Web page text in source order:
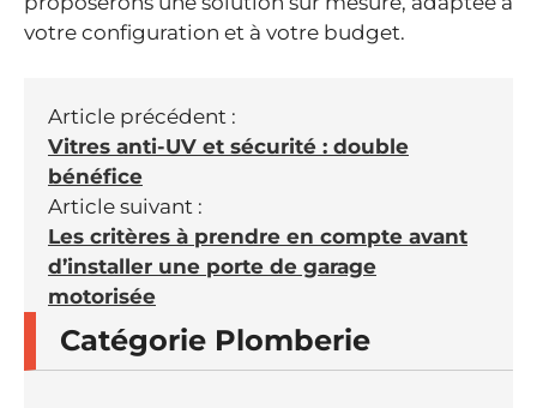
votre configuration et à votre budget.
Article précédent :
Vitres anti-UV et sécurité : double
bénéfice
Article suivant :
Les critères à prendre en compte avant
d’installer une porte de garage
motorisée
Catégorie Plomberie